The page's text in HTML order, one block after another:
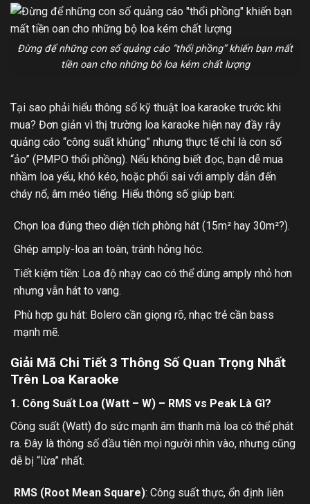
Đừng để những con số quảng cáo “thổi phồng” khiến bạn mất
tiền oan cho những bộ loa kém chất lượng
Tại sao phải hiểu thông số kỹ thuật loa karaoke trước khi
mua? Đơn giản vì thị trường loa karaoke hiện nay đầy rẫy
quảng cáo “công suất khủng” nhưng thực tế chỉ là con số
“ảo” (PMPO thổi phồng). Nếu không biết đọc, bạn dễ mua
nhầm loa yếu, khó kéo, hoặc phối sai với amply dẫn đến
cháy nổ, âm méo tiếng. Hiểu thông số giúp bạn:
Chọn loa đúng theo diện tích phòng hát (15m² hay 30m²?).
Ghép amply-loa an toàn, tránh hỏng hóc.
Tiết kiệm tiền: Loa độ nhạy cao có thể dùng amply nhỏ hơn
nhưng vẫn hát to vang.
Phù hợp gu hát: Bolero cần giọng rõ, nhạc trẻ cần bass
mạnh mẽ.
Giải Mã Chi Tiết 3 Thông Số Quan Trọng Nhất
Trên Loa Karaoke
1. Công Suất Loa (Watt – W) – RMS vs Peak Là Gì?
Công suất (Watt) đo sức mạnh âm thanh mà loa có thể phát
ra. Đây là thông số đầu tiên mọi người nhìn vào, nhưng cũng
dễ bị “lừa” nhất.
RMS (Root Mean Square): Công suất thực, ổn định liên